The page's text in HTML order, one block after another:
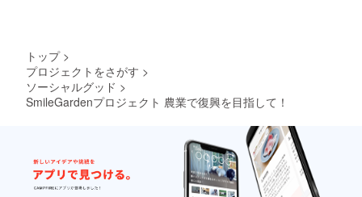
トップ >
プロジェクトをさがす >
ソーシャルグッド >
SmileGardenプロジェクト 農業で復興を目指して！